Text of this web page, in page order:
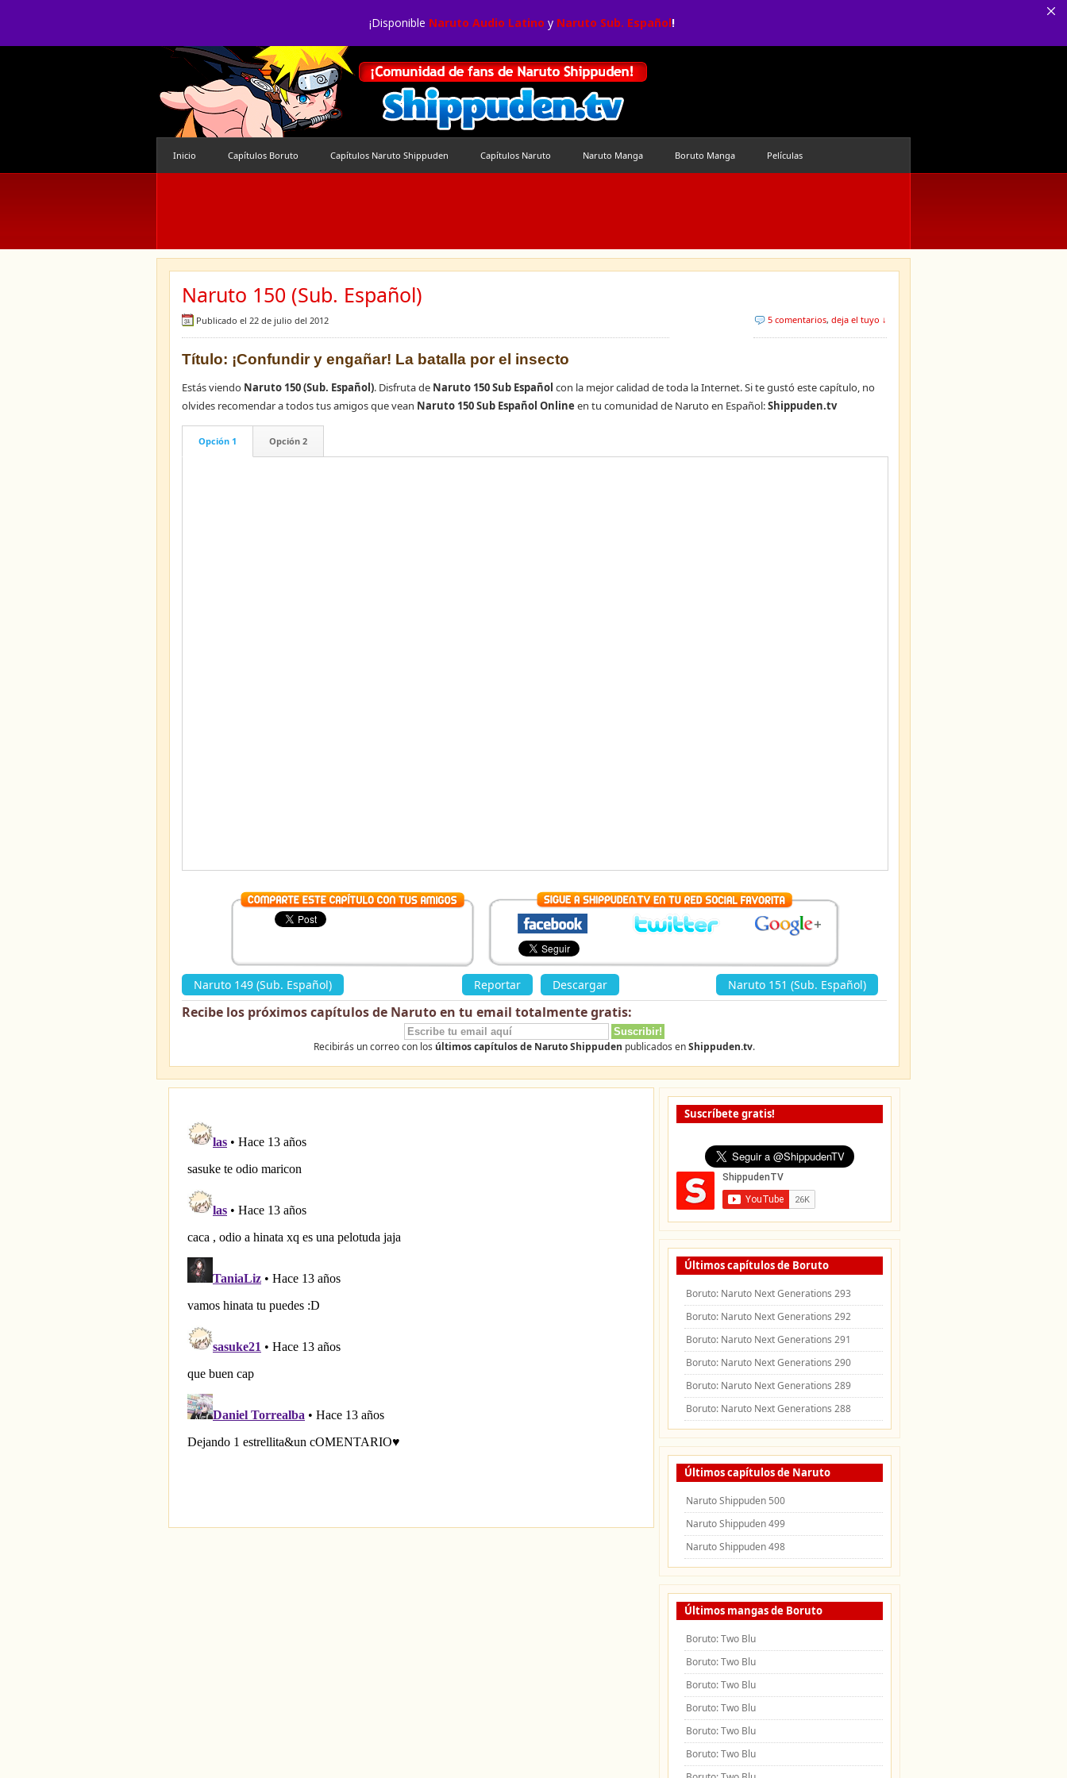
¡Disponible Naruto Audio Latino y Naruto Sub. Español!
Inicio Capítulos Boruto Capítulos Naruto Shippuden Capítulos Naruto Naruto Manga Boruto Manga Películas
Naruto 150 (Sub. Español)
Publicado el 22 de julio del 2012 5 comentarios, deja el tuyo ↓
Título: ¡Confundir y engañar! La batalla por el insecto
Estás viendo Naruto 150 (Sub. Español). Disfruta de Naruto 150 Sub Español con la mejor calidad de toda la Internet. Si te gustó este capítulo, no
olvides recomendar a todos tus amigos que vean Naruto 150 Sub Español Online en tu comunidad de Naruto en Español:Shippuden.tv
Opción 1 Opción 2
Naruto 149 (Sub. Español) Reportar Descargar Naruto 151 (Sub. Español)
Recibe los próximos capítulos de Naruto en tu email totalmentegratis:
Recibirás un correo con los últimos capítulos de Naruto Shippuden publicados enShippuden.tv.
Suscríbete gratis!
Últimos capítulos de Boruto
Boruto: Naruto Next Generations 293
Boruto: Naruto Next Generations 292
Boruto: Naruto Next Generations 291
Boruto: Naruto Next Generations 290
Boruto: Naruto Next Generations 289
Boruto: Naruto Next Generations 288
Últimos capítulos de Naruto
Naruto Shippuden 500
Naruto Shippuden 499
Naruto Shippuden 498
Últimos mangas de Boruto
Boruto: Two Blu
Boruto: Two Blu
Boruto: Two Blu
Boruto: Two Blu
Boruto: Two Blu
Boruto: Two Blu